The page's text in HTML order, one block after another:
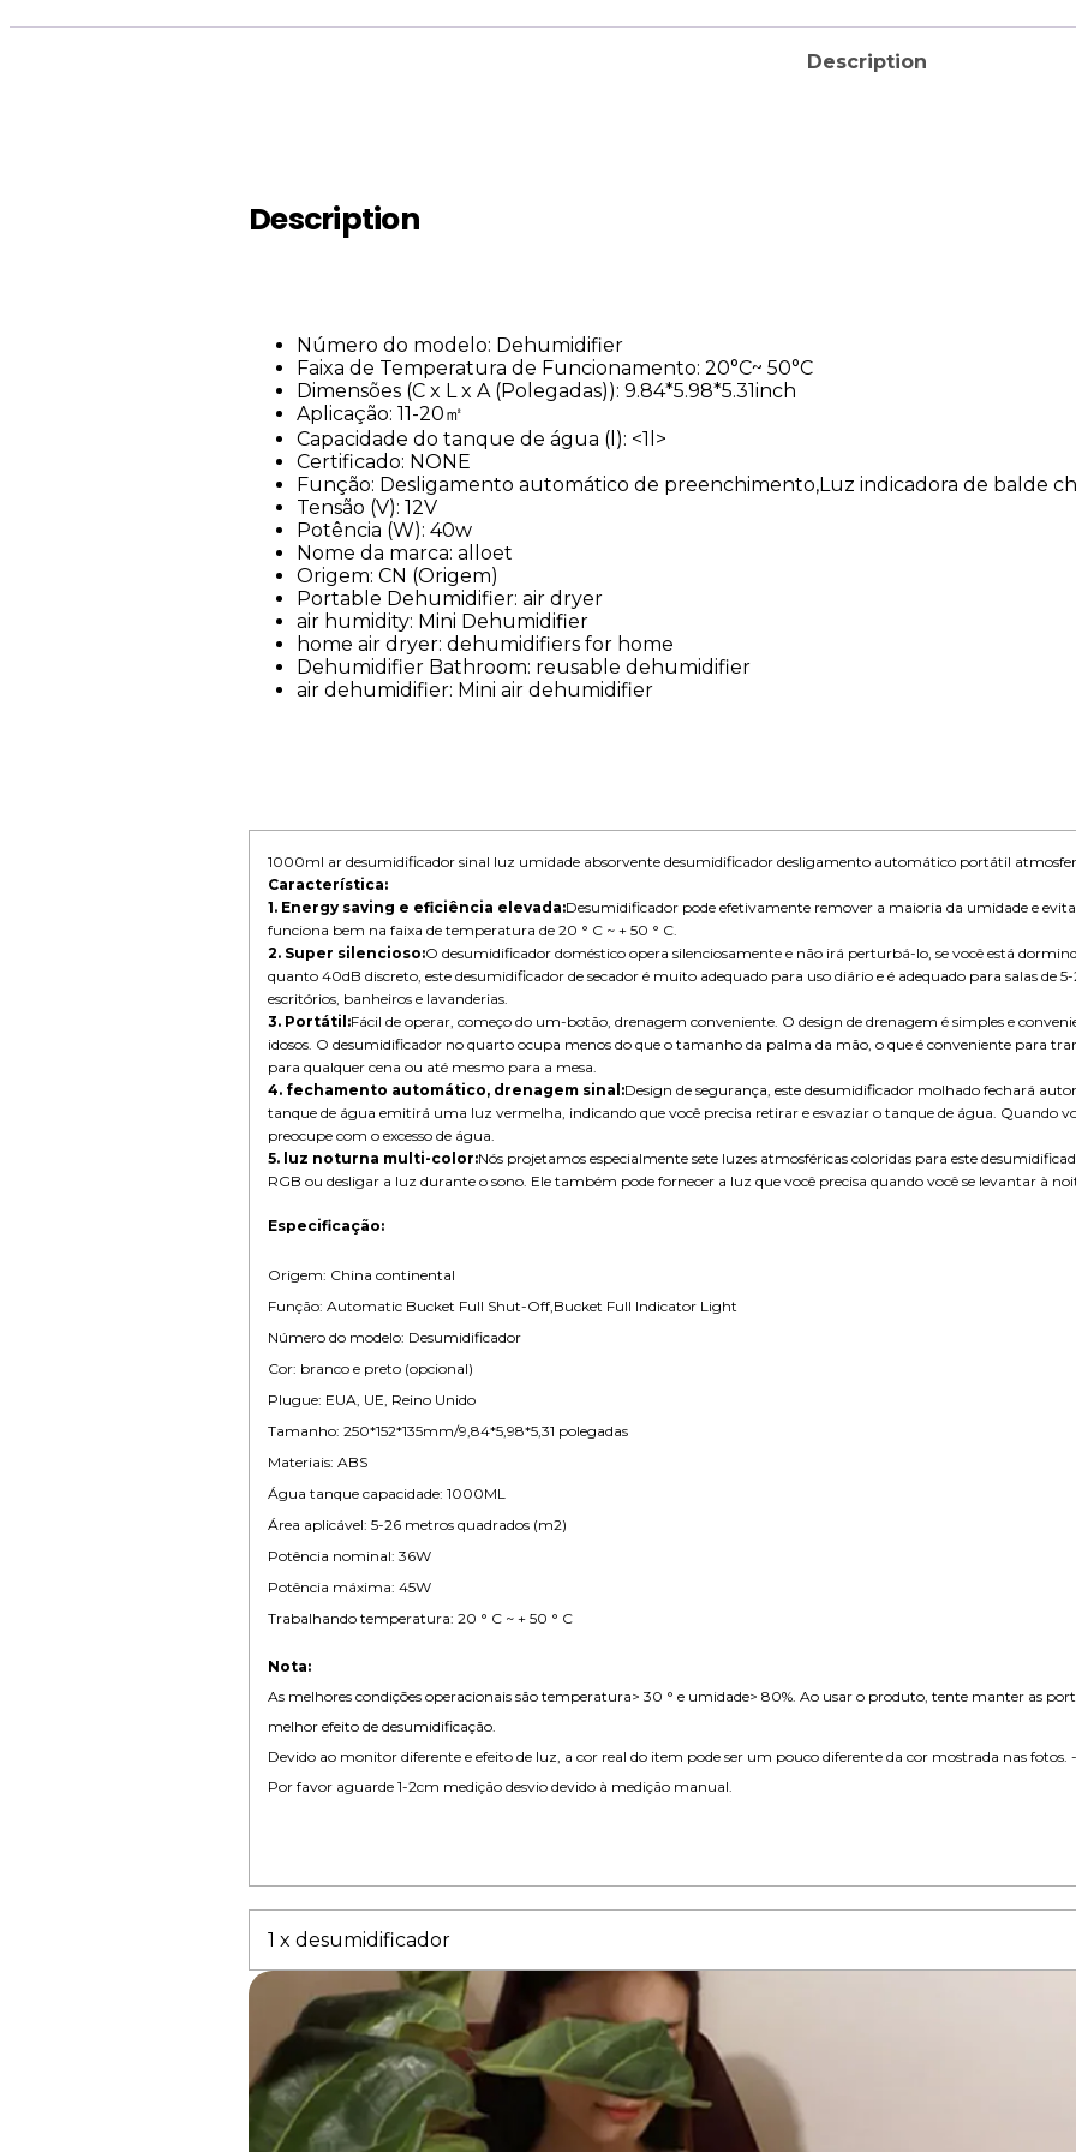
Description
Description
Número do modelo: Dehumidifier
Faixa de Temperatura de Funcionamento:20°C~ 50°C
Dimensões (C x L x A (Polegadas)):9.84*5.98*5.31inch
Aplicação:11-20㎡
Capacidade do tanque de água (l): <1l>
Certificado: NONE
Função: Desligamento automático de preenchimento,Luz indicadora de balde
Tensão (V):12V
Potência (W):40w
Nome da marca:alloet
Origem:CN (Origem)
Portable Dehumidifier:air dryer
air humidity: Mini Dehumidifier
home air dryer:dehumidifiers for home
Dehumidifier Bathroom: reusable dehumidifier
air dehumidifier: Mini air dehumidifier
1000ml ar desumidificador sinal luz umidade absorvente desumidificador desligamento automático portátil
Característica:
1. Energy saving e eficiência elevada:Desumidificador pode efetivamente remover a maioria da umidade e
funciona bem na faixa de temperatura de 20 ° C ~ + 50 ° C.
2. Super silencioso:O desumidificador doméstico opera silenciosamente e não irá perturbá-lo, se você está
quanto 40dB discreto, este desumidificador de secador é muito adequado para uso diário e é adequado para salas de
escritórios, banheiros e lavanderias.
3. Portátil:Fácil de operar, começo do um-botão, drenagem conveniente. O design de drenagem é simples e
idosos. O desumidificador no quarto ocupa menos do que o tamanho da palma da mão, o que é conveniente para
para qualquer cena ou até mesmo para a mesa.
4. fechamento automático, drenagem sinal:Design de segurança, este desumidificador molhado fechará
tanque de água emitirá uma luz vermelha, indicando que você precisa retirar e esvaziar o tanque de água. Quando
preocupe com o excesso de água.
5. luz noturna multi-color:Nós projetamos especialmente sete luzes atmosféricas coloridas para este
RGB ou desligar a luz durante o sono. Ele também pode fornecer a luz que você precisa quando você se levantar à
Especificação:
Origem: China continental
Função: Automatic Bucket Full Shut-Off,Bucket Full Indicator Light
Número do modelo: Desumidificador
Cor: branco e preto (opcional)
Plugue: EUA, UE, Reino Unido
Tamanho: 250*152*135mm/9,84*5,98*5,31 polegadas
Materiais: ABS
Água tanque capacidade: 1000ML
Área aplicável: 5-26 metros quadrados (m2)
Potência nominal: 36W
Potência máxima: 45W
Trabalhando temperatura: 20 ° C ~ + 50 ° C
Nota:
As melhores condições operacionais são temperatura> 30 ° e umidade> 80%. Ao usar o produto, tente manter as
melhor efeito de desumidificação.
Devido ao monitor diferente e efeito de luz, a cor real do item pode ser um pouco diferente da cor mostrada nas fotos.
Por favor aguarde 1-2cm medição desvio devido à medição manual.
1 x desumidificador